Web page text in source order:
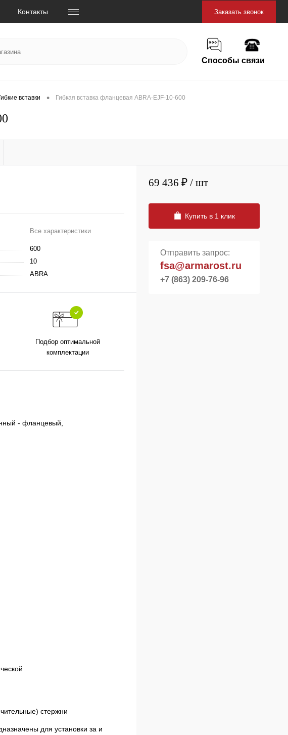
Контакты Заказать звонок
Способы связи
вставки • Гибкая вставка фланцевая ABRA-EJF-10-600
Все характеристики
600
10
ABRA
Подбор оптимальной
комплектации
- фланцевый,
стержни
для установки за и
69 436 ₽ / шт
Купить в 1 клик
Отправить запрос:
fsa@armarost.ru
+7 (863) 209-76-96